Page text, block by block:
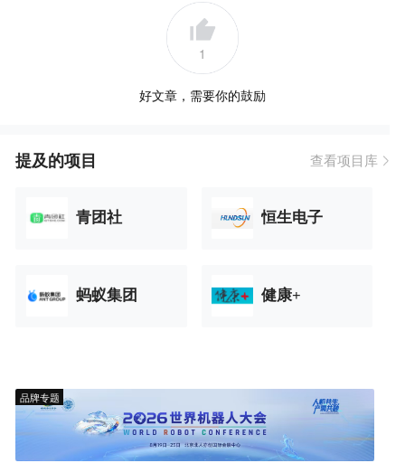
1
好文章，需要你的鼓励
提及的项目 查看项目库
青团社 恒生电子
蚂蚁集团 健康+
品牌专题